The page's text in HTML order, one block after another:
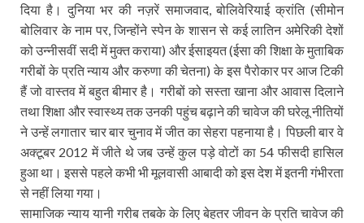
दिया है। दुनिया भर की नज़रें समाजवाद, बोलिवेरियाई क्रांति (सीमोन
बोलिवार के नाम पर, जिन्होंने स्पेन के शासन से कई लातिन अमेरिकी देशों
को उन्नीसवीं सदी में मुक्त कराया) और ईसाइयत (ईसा की शिक्षा के मुताबिक
गरीबों के प्रति न्याय और करुणा की चेतना) के इस पैरोकार पर आज टिकी
हैं जो वास्तव में बहुत बीमार है। गरीबों को सस्ता खाना और आवास दिलाने
तथा शिक्षा और स्वास्थ्य तक उनकी पहुंच बढ़ाने की चावेज की घरेलू नीतियों
ने उन्हें लगातार चार बार चुनाव में जीत का सेहरा पहनाया है। पिछली बार वे
अक्टूबर 2012 में जीते थे जब उन्हें कुल पड़े वोटों का 54 फीसदी हासिल
हुआ था। इससे पहले कभी भी मूलवासी आबादी को इस देश में इतनी गंभीरता
से नहीं लिया गया।
सामाजिक न्याय यानी गरीब तबके के लिए बेहतर जीवन के प्रति चावेज की